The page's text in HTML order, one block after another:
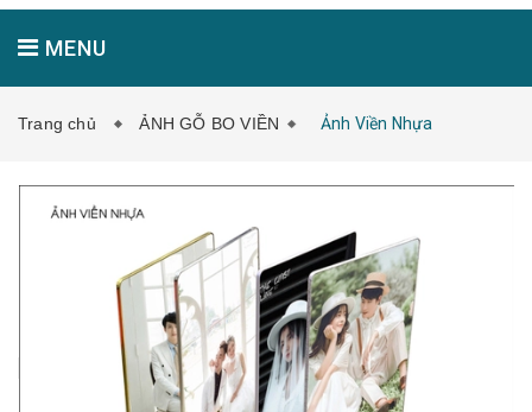
MENU
Trang chủ ẢNH GỖ BO VIỀN Ảnh Viền Nhựa